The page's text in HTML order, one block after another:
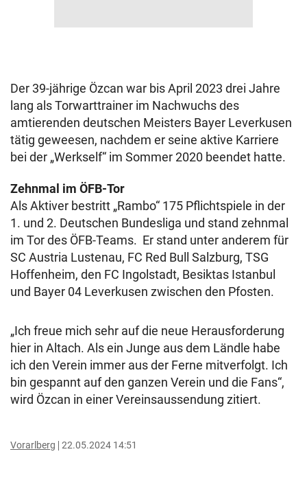
Der 39-jährige Özcan war bis April 2023 drei Jahre
lang als Torwarttrainer im Nachwuchs des
amtierenden deutschen Meisters Bayer Leverkusen
tätig geweesen, nachdem er seine aktive Karriere
bei der „Werkself“ im Sommer 2020 beendet hatte.
Zehnmal im ÖFB-Tor
Als Aktiver bestritt „Rambo“ 175 Pflichtspiele in der
1. und 2. Deutschen Bundesliga und stand zehnmal
im Tor des ÖFB-Teams. Er stand unter anderem für
SC Austria Lustenau, FC Red Bull Salzburg, TSG
Hoffenheim, den FC Ingolstadt, Besiktas Istanbul
und Bayer 04 Leverkusen zwischen den Pfosten.
„Ich freue mich sehr auf die neue Herausforderung
hier in Altach. Als ein Junge aus dem Ländle habe
ich den Verein immer aus der Ferne mitverfolgt. Ich
bin gespannt auf den ganzen Verein und die Fans“,
wird Özcan in einer Vereinsaussendung zitiert.
Vorarlberg 22.05.2024 14:51